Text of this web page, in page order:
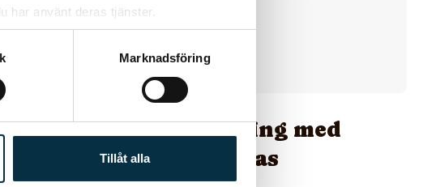
har använt deras tjänster.
Marknadsföring
Tillåt alla
Lindad kyckling med
krossad ananas